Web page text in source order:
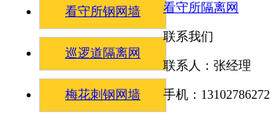
看守所钢网墙
巡逻道隔离网
梅花刺钢网墙
看守所隔离网
联系我们
联系人：张经理
手机：13102786272